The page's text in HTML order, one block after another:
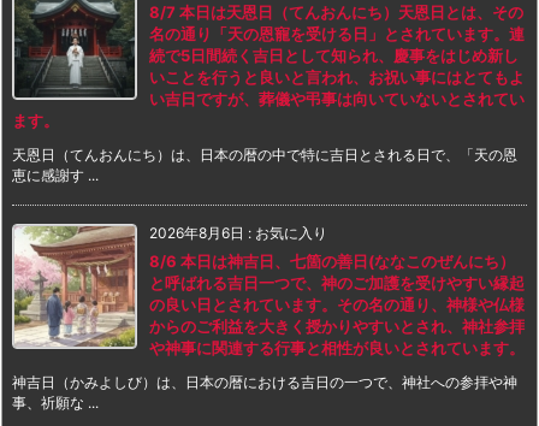
8/7 本日は天恩日（てんおんにち）天恩日とは、その
名の通り「天の恩寵を受ける日」とされています。連
続で5日間続く吉日として知られ、慶事をはじめ新し
いことを行うと良いと言われ、お祝い事にはとてもよ
い吉日ですが、葬儀や弔事は向いていないとされてい
ます。
天恩日（てんおんにち）は、日本の暦の中で特に吉日とされる日で、「天の恩
恵に感謝す ...
2026年8月6日 : お気に入り
8/6 本日は神吉日、七箇の善日(ななこのぜんにち）
と呼ばれる吉日一つで、神のご加護を受けやすい縁起
の良い日とされています。その名の通り、神様や仏様
からのご利益を大きく授かりやすいとされ、神社参拝
や神事に関連する行事と相性が良いとされています。
神吉日（かみよしび）は、日本の暦における吉日の一つで、神社への参拝や神
事、祈願な ...